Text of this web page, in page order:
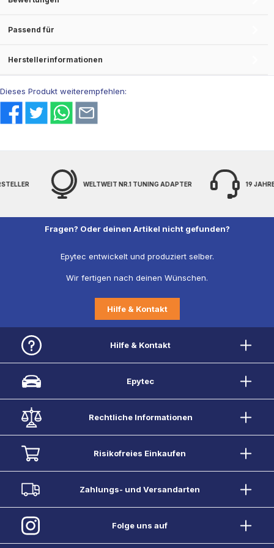
Passend für
Herstellerinformationen
Dieses Produkt weiterempfehlen:
ADAPTER 19 JAHRE EXPERTENWISSEN
Fragen? Oder deinen Artikel nicht gefunden?
Epytec entwickelt und produziert selber.
Wir fertigen nach deinen Wünschen.
Hilfe & Kontakt
Hilfe & Kontakt
Epytec
Rechtliche Informationen
Risikofreies Einkaufen
Zahlungs- und Versandarten
Folge uns auf